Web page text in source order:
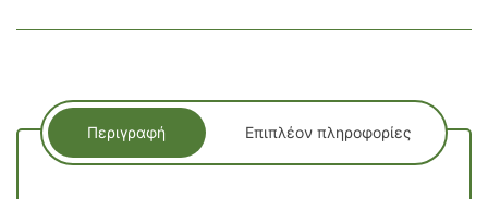
Περιγραφή Επιπλέον πληροφορίες